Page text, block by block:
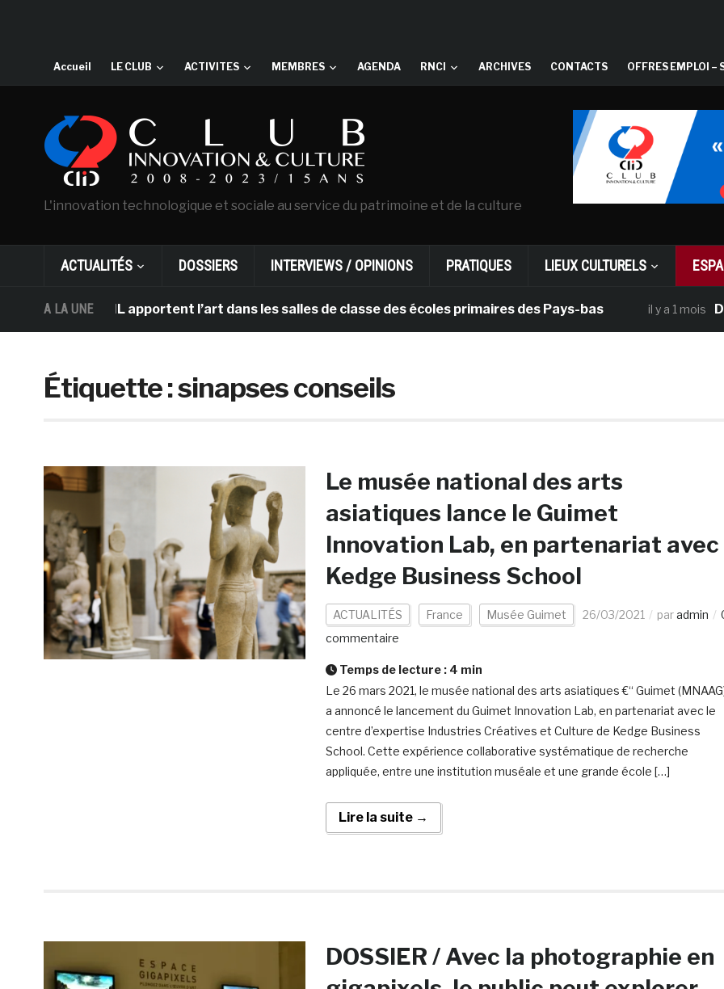
Accueil LE CLUB ACTIVITES MEMBRES AGENDA RNCI ARCHIVES CONTACTS OFFRES EMPLOI –
L'innovation technologique et sociale au service du patrimoine et de la culture
ACTUALITÉS DOSSIERS INTERVIEWS / OPINIONS PRATIQUES LIEUX CULTURELS
A LA UNE
et DHL apportent l’art dans les salles de classe des écoles primaires des Pays-bas il y a 1 mois Dans le
Étiquette :sinapses conseils
Le musée national des arts
asiatiques lance le Guimet
Innovation Lab, en partenariat avec
Kedge Business School
ACTUALITÉS France Musée Guimet 26/03/2021 paradmin
commentaire
Temps de lecture : 4 min
Le 26 mars 2021, le musée national des arts asiatiques €“ Guimet
a annoncé le lancement du Guimet Innovation Lab, en partenariat avec le
centre d’expertise Industries Créatives et Culture de Kedge Business
School. Cette expérience collaborative systématique de recherche
appliquée, entre une institution muséale et une grande école […]
Lire la suite →
DOSSIER / Avec la photographie en